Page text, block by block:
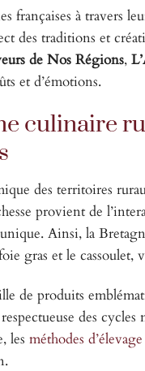
françaises à travers
des traditions et
de Nos Régions,
et d’émotions.
culinaire
des territoires
provient de
Ainsi, la
gras et le cassoulet,
de produits
des cycles
les méthodes